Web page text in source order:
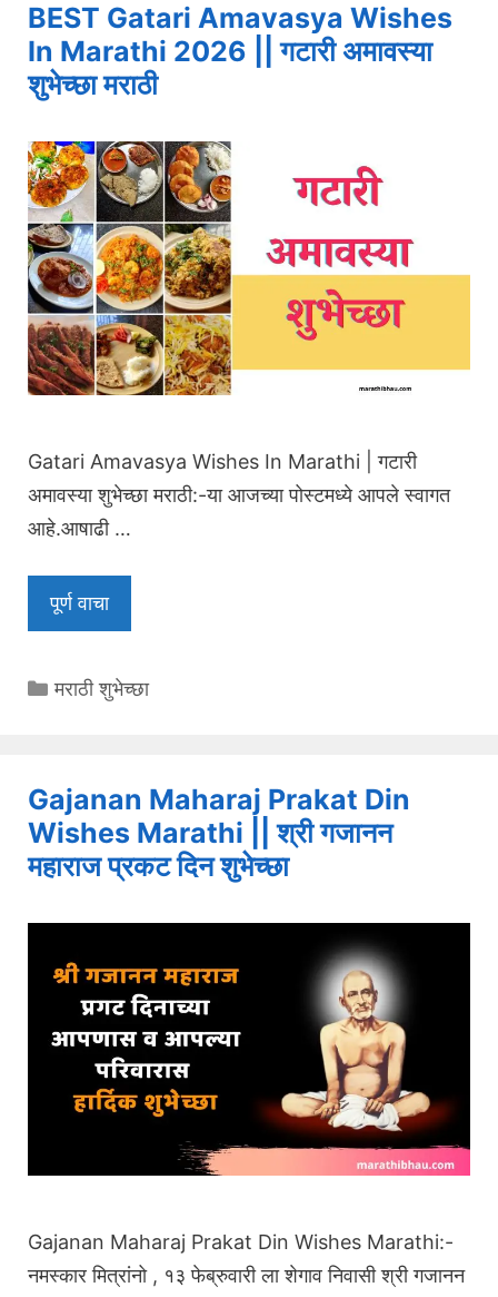
BEST Gatari Amavasya Wishes
In Marathi 2026 || गटारी अमावस्या
शुभेच्छा मराठी
Gatari Amavasya Wishes In Marathi | गटारी
अमावस्या शुभेच्छा मराठी:-या आजच्या पोस्टमध्ये आपले स्वागत
आहे.आषाढी …
पूर्ण वाचा
Categories
मराठी शुभेच्छा
Gajanan Maharaj Prakat Din
Wishes Marathi || श्री गजानन
महाराज प्रकट दिन शुभेच्छा
Gajanan Maharaj Prakat Din Wishes Marathi:-
नमस्कार मित्रांनो , १३ फेब्रुवारी ला शेगाव निवासी श्री गजानन